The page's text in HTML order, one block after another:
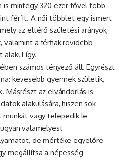
is mintegy 320 ezer fővel több
férfit. A női többlet egy ismert
az eltérő születési arányok,
valamint a férfiak rövidebb
alakul így.
számos tényező áll. Egyrészt
kevesebb gyermek születik,
Másrészt az elvándorlás is
alakulására, hiszen sok
munkát vagy telepedik le
valamelyest
de mértéke egyelőre
megállítsa a népesség